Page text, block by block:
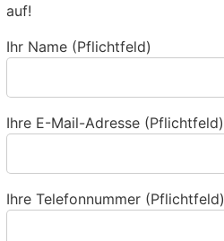
auf!
Ihr Name (Pflichtfeld)
Ihre E-Mail-Adresse (Pflichtfeld)
Ihre Telefonnummer (Pflichtfeld)